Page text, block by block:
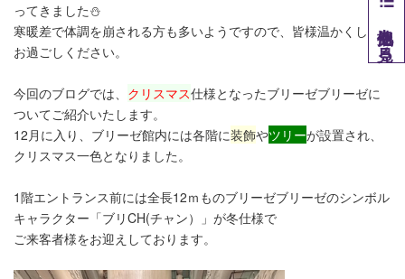
ってきました⛄
寒暖差で体調を崩される方も多いようですので、皆様温かくして
お過ごしください。
今回のブログでは、 クリスマス仕様となったブリーゼブリーゼに
ついてご紹介いたします。
12月に入り、ブリーゼ館内には各階に装飾やツリーが設置され、
クリスマス一色となりました。
1階エントランス前には全長12ｍものブリーゼブリーゼのシンボル
キャラクター「ブリCH(チャン）」が冬仕様で
ご来客者様をお迎えしております。
他拠点を見る